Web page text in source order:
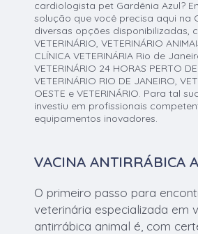
cardiologista pet Gardênia Azul?
solução que você precisa aqui na
diversas opções disponibilizadas,
VETERINÁRIO, VETERINÁRIO
CLÍNICA VETERINÁRIA Rio de
VETERINÁRIO 24 HORAS PERTO
VETERINÁRIO RIO DE JANEIRO,
OESTE e VETERINÁRIO. Para tal
investiu em profissionais
equipamentos inovadores.
VACINA ANTIRRÁBICA
O primeiro passo para
veterinária especializada em
antirrábica animal é, com